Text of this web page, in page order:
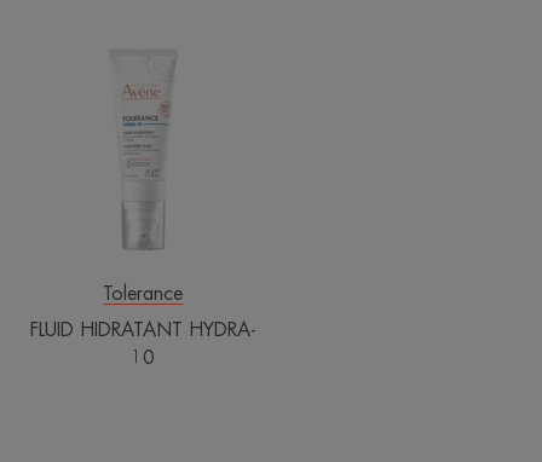
HYDRA-
10
Tolerance
FLUID HIDRATANT HYDRA-
10